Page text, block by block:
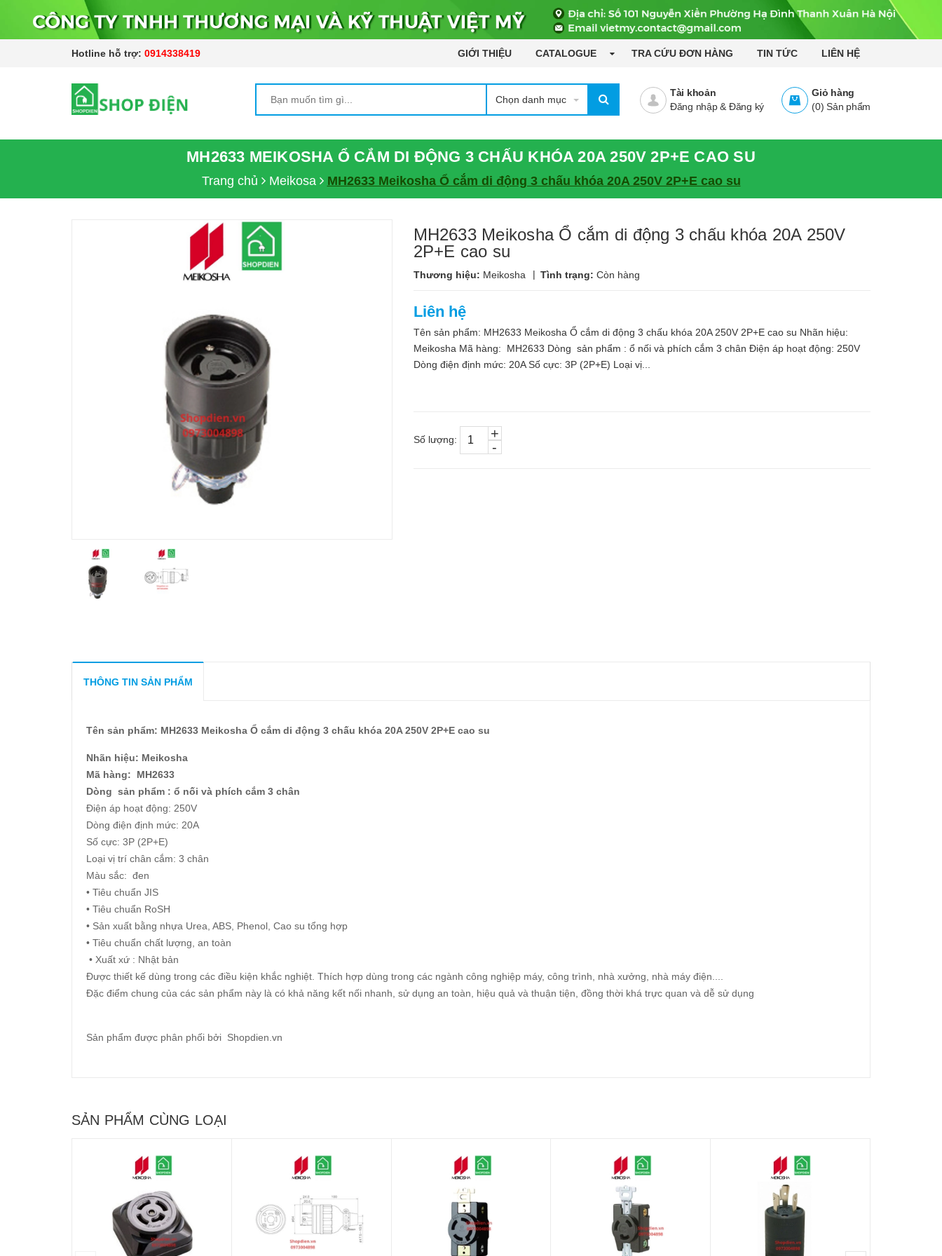
Hotline hỗ trợ: 0914338419 GIỚI THIỆU CATALOGUE TRA CỨU ĐƠN HÀNG TIN TỨC LIÊN HỆ
Chọn danh mục
Giỏ hàng
(0) Sản phẩm
Tài khoản
Đăng nhập& Đăng ký
MH2633 MEIKOSHA Ổ CẮM DI ĐỘNG 3 CHẤU KHÓA 20A 250V 2P+E CAO SU
Trang chủ Meikosa MH2633 Meikosha Ổ cắm di động 3 chấu khóa 20A 250V 2P+E cao su
MH2633 Meikosha Ổ cắm di động 3 chấu khóa 20A 250V
2P+E cao su
Thương hiệu: Meikosha | Tình trạng: Còn hàng
Liên hệ
Tên sản phẩm: MH2633 Meikosha Ổ cắm di động 3 chấu khóa 20A 250V 2P+E cao su Nhãn hiệu:
Meikosha Mã hàng: MH2633 Dòng sản phẩm : ổ nối và phích cắm 3 chân Điện áp hoạt động: 250V
Dòng điện định mức: 20A Số cực: 3P (2P+E) Loại vị...
Số lượng: -
+
THÔNG TIN SẢN PHẨM
Tên sản phẩm: MH2633 Meikosha Ổ cắm di động 3 chấu khóa 20A 250V 2P+E cao su
Nhãn hiệu: Meikosha
Mã hàng: MH2633
Dòng sản phẩm : ổ nối và phích cắm 3 chân
Điện áp hoạt động: 250V
Dòng điện định mức: 20A
Số cực: 3P (2P+E)
Loại vị trí chân cắm: 3 chân
Màu sắc: đen
• Tiêu chuẩn JIS
• Tiêu chuẩn RoSH
• Sản xuất bằng nhựa Urea, ABS, Phenol, Cao su tổng hợp
• Tiêu chuẩn chất lượng, an toàn
• Xuất xứ : Nhật bản
Được thiết kế dùng trong các điều kiện khắc nghiệt. Thích hợp dùng trong các ngành công nghiệp máy, công trình, nhà xưởng, nhà máy điện....
Đặc điểm chung của các sản phẩm này là có khả năng kết nối nhanh, sử dụng an toàn, hiệu quả và thuận tiện, đồng thời khá trực quan và dễ sử dụng
Sản phẩm được phân phối bởi Shopdien.vn
SẢN PHẨM CÙNG LOẠI